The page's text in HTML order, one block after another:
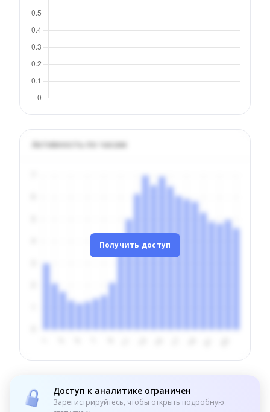
Активность по часам
Получить доступ
Доступ к аналитике ограничен
Зарегистрируйтесь, чтобы открыть подробную